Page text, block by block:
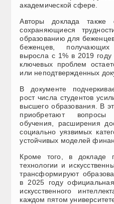
академической сфере.
Авторы доклада
сохраняющиеся
образованию для
беженцев,
выросла с 1% в 2019
ключевых проблем
или неподтвержденных
В документе
рост числа студентов
высшего образования. В
приобретают вопросы
обучения, расширения
социально уязвимых
устойчивых моделей
Кроме того, в докладе
технологии и
трансформируют
в 2025 году
искусственного
каждом пятом